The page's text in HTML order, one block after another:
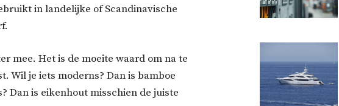
in landelijke of Scandinavische
mee. Het is de moeite waard om na te
Wil je iets moderns? Dan is bamboe
Dan is eikenhout misschien de juiste